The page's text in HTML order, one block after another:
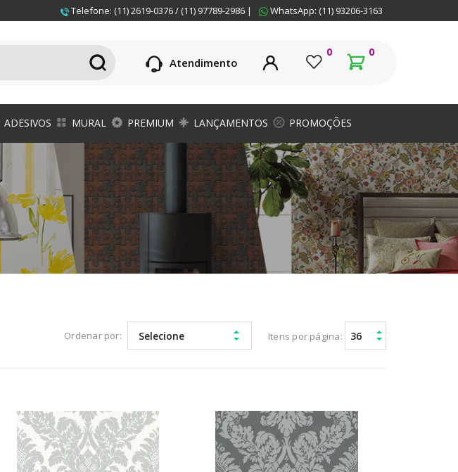
Telefone: (11) 2619-0376 / (11) 97789-2986 | WhatsApp: (11) 93206-3163
Atendimento
0 0
ADESIVOS MURAL PREMIUM LANÇAMENTOS PROMOÇÕES
Ordenar por: Itens por página: